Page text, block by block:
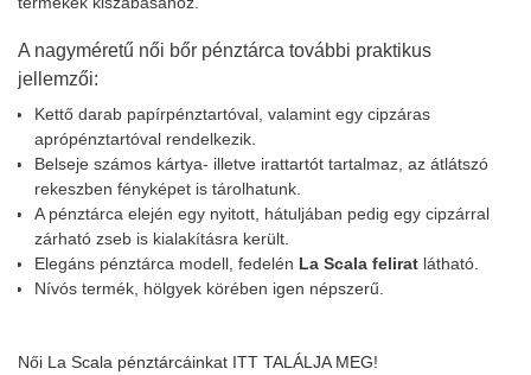
A nagyméretű női bőr pénztárca további praktikus
jellemzői:
Kettő darab papírpénztartóval, valamint egy cipzáras
aprópénztartóval rendelkezik.
Belseje számos kártya- illetve irattartót tartalmaz, az átlátszó
rekeszben fényképet is tárolhatunk.
A pénztárca elején egy nyitott, hátuljában pedig egy cipzárral
zárható zseb is kialakításra került.
Elegáns pénztárca modell, fedelén La Scala felirat látható.
Nívós termék, hölgyek körében igen népszerű.
Női La Scala pénztárcáinkat ITT TALÁLJA MEG!